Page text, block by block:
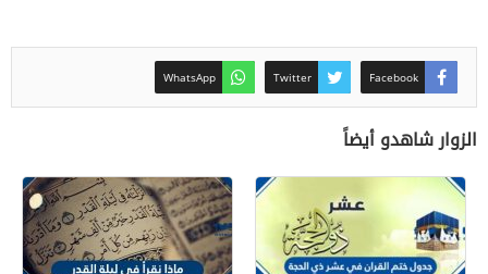
Facebook
Twitter
WhatsApp
الزوار شاهدو أيضاً